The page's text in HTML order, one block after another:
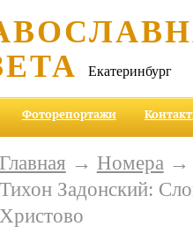
Екатеринбург
Фоторепортажи
Главная → Номера
Тихон Задонский:
Христово